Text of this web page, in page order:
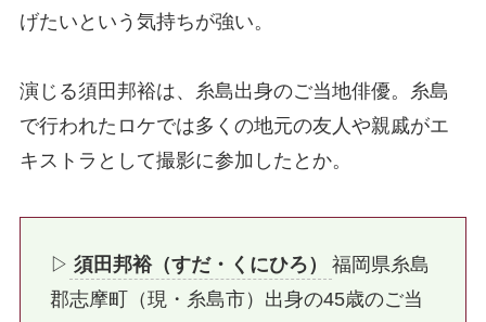
げたいという気持ちが強い。
演じる須田邦裕は、糸島出身のご当地俳優。糸島
で行われたロケでは多くの地元の友人や親戚がエ
キストラとして撮影に参加したとか。
▷ 須田邦裕（すだ・くにひろ）
福岡県糸島
郡志摩町（現・糸島市）出身の45歳のご当